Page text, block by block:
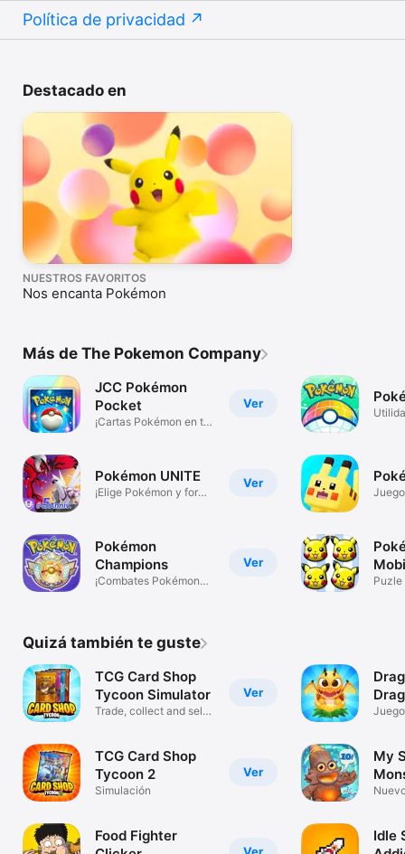
Política de privacidad
Destacado en
NUESTROS FAVORITOS
Nos encanta Pokémon
Más de The Pokemon Company
Ver
JCC Pokémon
Pocket
¡Cartas Pokémon en tu
Ver
Pokémon UNITE
¡Elige Pokémon y forma
Ver
Pokémon
Champions
¡Combates Pokémon
Puzle
Quizá también te guste
Ver
TCG Card Shop
Tycoon Simulator
Trade, collect and sell
Ver
TCG Card Shop
Tycoon 2
Simulación
Food Fighter
My
Idle